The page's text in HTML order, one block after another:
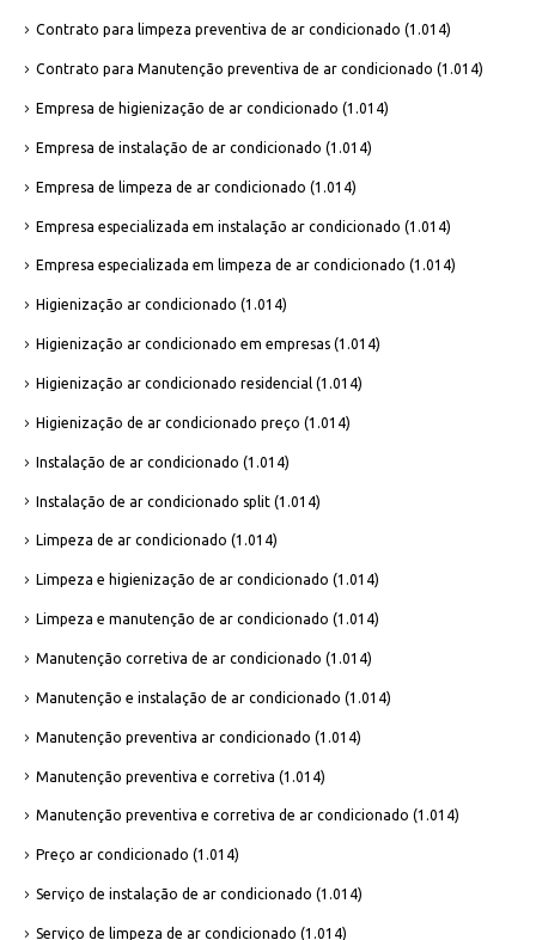
Contrato para limpeza preventiva de ar condicionado (1.014)
Contrato para Manutenção preventiva de ar condicionado (1.014)
Empresa de higienização de ar condicionado (1.014)
Empresa de instalação de ar condicionado (1.014)
Empresa de limpeza de ar condicionado (1.014)
Empresa especializada em instalação ar condicionado (1.014)
Empresa especializada em limpeza de ar condicionado (1.014)
Higienização ar condicionado (1.014)
Higienização ar condicionado em empresas (1.014)
Higienização ar condicionado residencial (1.014)
Higienização de ar condicionado preço (1.014)
Instalação de ar condicionado (1.014)
Instalação de ar condicionado split (1.014)
Limpeza de ar condicionado (1.014)
Limpeza e higienização de ar condicionado (1.014)
Limpeza e manutenção de ar condicionado (1.014)
Manutenção corretiva de ar condicionado (1.014)
Manutenção e instalação de ar condicionado (1.014)
Manutenção preventiva ar condicionado (1.014)
Manutenção preventiva e corretiva (1.014)
Manutenção preventiva e corretiva de ar condicionado (1.014)
Preço ar condicionado (1.014)
Serviço de instalação de ar condicionado (1.014)
Serviço de limpeza de ar condicionado (1.014)